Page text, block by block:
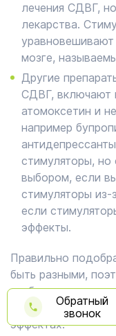
лечения СДВГ,
лекарства.
уравновешивают
мозге,
Другие
СДВГ, включают
атомоксетин и
например
стимуляторы,
выбором, если
стимуляторы
если
эффекты.
Правильно
быть разными,
чтобы
Расскажите
эффектах.
Обратный
звонок